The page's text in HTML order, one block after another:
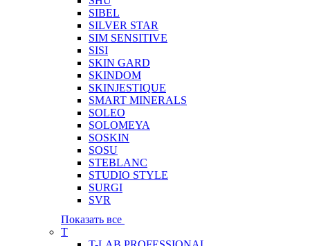
SIBEL
SILVER STAR
SIM SENSITIVE
SISI
SKIN GARD
SKINDOM
SKINJESTIQUE
SMART MINERALS
SOLEO
SOLOMEYA
SOSKIN
SOSU
STEBLANC
STUDIO STYLE
SURGI
SVR
Показать все
T